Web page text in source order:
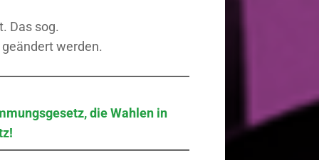
Das sog.
werden.
die Wahlen in